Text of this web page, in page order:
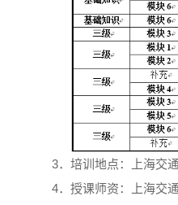
3．培训地点：上海交
4．授课师资：上海交